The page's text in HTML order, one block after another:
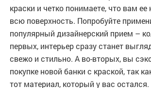
краски и четко понимаете, что вам ее
всю поверхность. Попробуйте
популярный дизайнерский прием –
первых, интерьер сразу станет
свежо и стильно. А во-вторых, вы
покупке новой банки с краской, так
тот материал, который у вас остался.